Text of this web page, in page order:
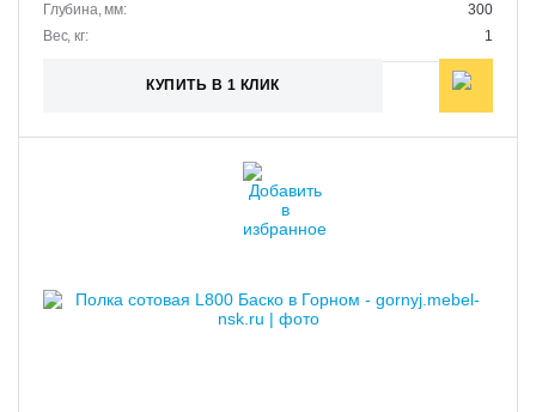
Глубина, мм:
300
Вес, кг:
1
КУПИТЬ В 1 КЛИК